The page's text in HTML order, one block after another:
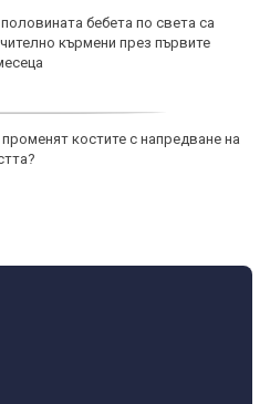
бебета по света са
кърмени през първите
костите с напредване на